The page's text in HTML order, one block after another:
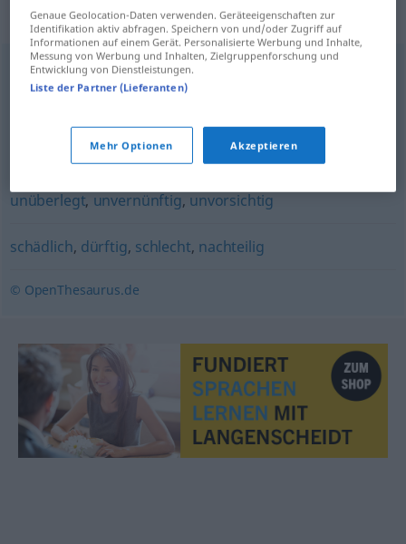
Synonyme für "ungünstig"
unpassend,ungelegen
unpassend,unangebracht, ungeeignet,unbrauchbar
unüberlegt, unvernünftig, unvorsichtig
schädlich, dürftig, schlecht, nachteilig
© OpenThesaurus.de
Genaue Geolocation-Daten verwenden. Geräteeigenschaften zur
Identifikation aktiv abfragen. Speichern von und/oder Zugriff auf
Informationen auf einem Gerät. Personalisierte Werbung und Inhalte,
Messung von Werbung und Inhalten, Zielgruppenforschung und
Entwicklung von Dienstleistungen.
Liste der Partner (Lieferanten)
Mehr Optionen Akzeptieren